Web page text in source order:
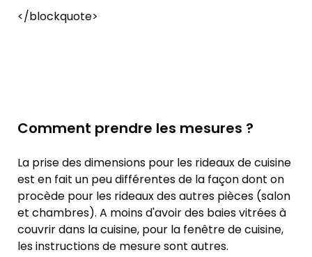
</blockquote>
Comment prendre les mesures ?
La prise des dimensions pour les rideaux de cuisine
est en fait un peu différentes de la façon dont on
procède pour les rideaux des autres pièces (salon
et chambres). A moins d'avoir des baies vitrées à
couvrir dans la cuisine, pour la fenêtre de cuisine,
les instructions de mesure sont autres.